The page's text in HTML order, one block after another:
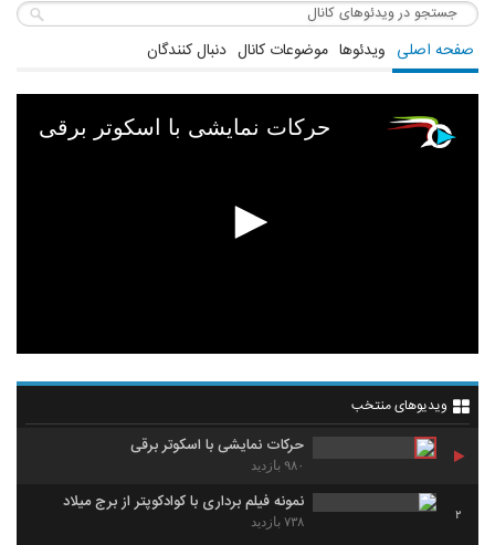
صفحه اصلی ویدئوها موضوعات کانال دنبال کنندگان
حرکات نمایشی با اسکوتر برقی
ویدیوهای منتخب
حرکات نمایشی با اسکوتر برقی
۹۸۰ بازدید
2
نمونه فیلم برداری با کوادکوپتر از برج میلاد
۷۳۸ بازدید